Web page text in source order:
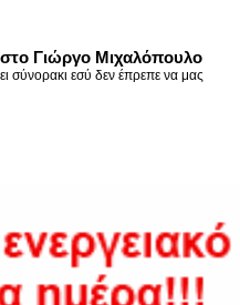
Γιώργο Μιχαλόπουλο
σύνορακι εσύ δεν έπρεπε να μας